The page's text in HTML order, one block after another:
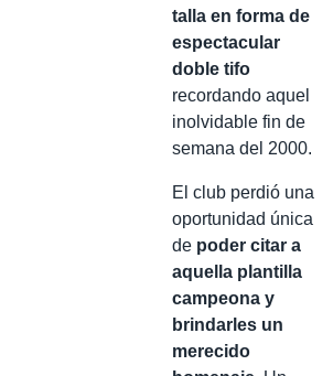
talla en forma de
espectacular
doble tifo
recordando aquel
inolvidable fin de
semana del 2000.
El club perdió una
oportunidad única
de poder citar a
aquella plantilla
campeona y
brindarles un
merecido